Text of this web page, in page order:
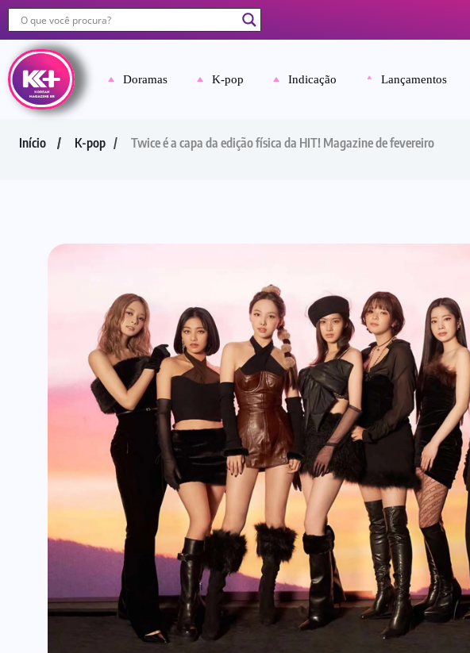
Doramas K-pop Indicação Lançamentos
Início K-pop Twice é a capa da edição física da HIT! Magazine de fevereiro